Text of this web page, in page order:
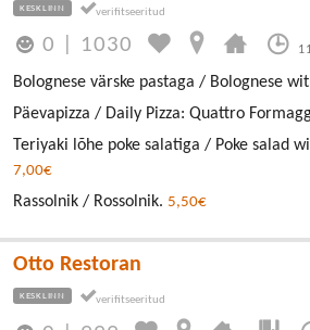
KESKLINN
0 1030
Bolognese värske pastaga / Bolognese
Päevapizza / Daily Pizza: Quattro
Teriyaki lõhe poke salatiga / Poke salad
7,00€
Rassolnik / Rossolnik. 5,50€
Otto Restoran
KESKLINN